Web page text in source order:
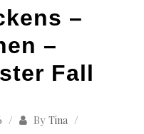
–
–
Fall
By Tina